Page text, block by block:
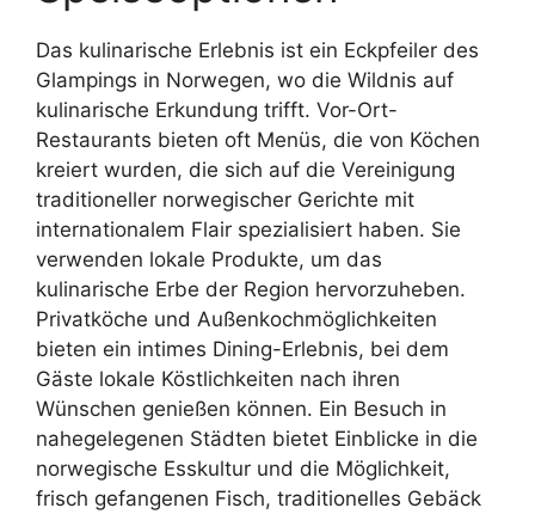
Das kulinarische Erlebnis ist ein Eckpfeiler des
Glampings in Norwegen, wo die Wildnis auf
kulinarische Erkundung trifft. Vor-Ort-
Restaurants bieten oft Menüs, die von Köchen
kreiert wurden, die sich auf die Vereinigung
traditioneller norwegischer Gerichte mit
internationalem Flair spezialisiert haben. Sie
verwenden lokale Produkte, um das
kulinarische Erbe der Region hervorzuheben.
Privatköche und Außenkochmöglichkeiten
bieten ein intimes Dining-Erlebnis, bei dem
Gäste lokale Köstlichkeiten nach ihren
Wünschen genießen können. Ein Besuch in
nahegelegenen Städten bietet Einblicke in die
norwegische Esskultur und die Möglichkeit,
frisch gefangenen Fisch, traditionelles Gebäck